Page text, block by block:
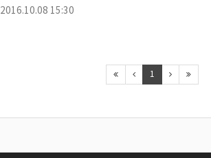
2016.10.08 15:30
1